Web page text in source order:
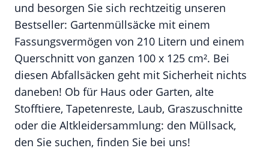
und besorgen Sie sich rechtzeitig unseren
Bestseller: Gartenmüllsäcke mit einem
Fassungsvermögen von 210 Litern und einem
Querschnitt von ganzen 100 x 125 cm². Bei
diesen Abfallsäcken geht mit Sicherheit nichts
daneben! Ob für Haus oder Garten, alte
Stofftiere, Tapetenreste, Laub, Graszuschnitte
oder die Altkleidersammlung: den Müllsack,
den Sie suchen, finden Sie bei uns!